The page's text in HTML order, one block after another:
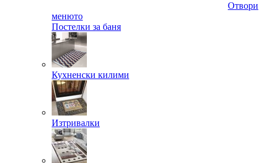
Отвори
менюто
Постелки за баня
Кухненски килими
Изтривалки